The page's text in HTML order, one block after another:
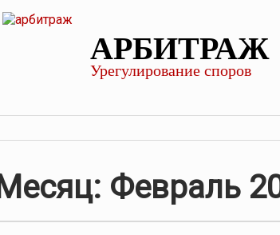
АРБИТРАЖ
Урегулирование споров
Месяц: Февраль